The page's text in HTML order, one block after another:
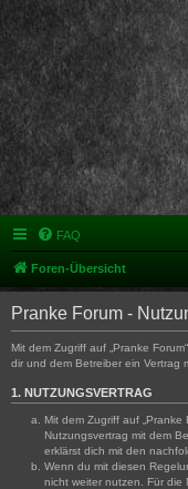
FAQ
Foren-Übersicht
Pranke Forum -
Mit dem Zugriff auf „Pranke
dir und dem Betreiber ein Vertrag
1. NUTZUNGSVERTRAG
Mit dem Zugriff auf „Pranke
Nutzungsvertrag mit dem
erklärst dich mit den
Wenn du mit diesen
nicht weiter nutzen. Für die